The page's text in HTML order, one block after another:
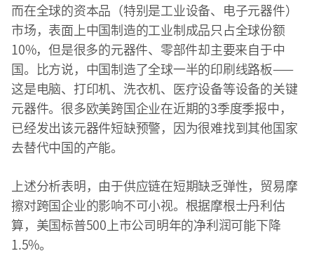
而在全球的资本品（特别是工业设备、电子元器件）
市场，表面上中国制造的工业制成品只占全球份额
10%，但是很多的元器件、零部件却主要来自于中
国。比方说，中国制造了全球一半的印刷线路板——
这是电脑、打印机、洗衣机、医疗设备等设备的关键
元器件。很多欧美跨国企业在近期的3季度季报中，
已经发出该元器件短缺预警，因为很难找到其他国家
去替代中国的产能。
上述分析表明，由于供应链在短期缺乏弹性，贸易摩
擦对跨国企业的影响不可小视。根据摩根士丹利估
算，美国标普500上市公司明年的净利润可能下降
1.5%。